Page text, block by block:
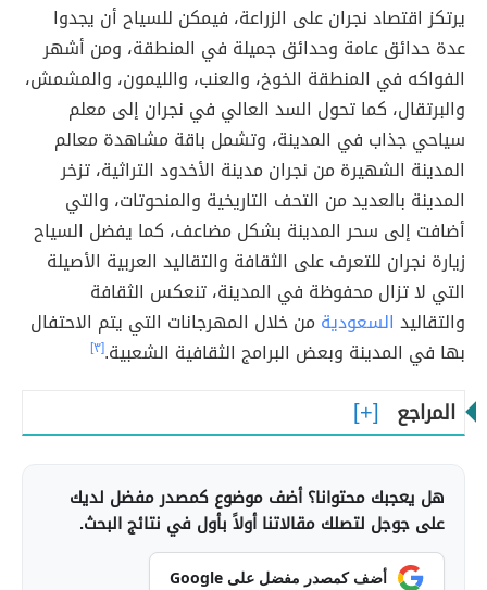
يرتكز اقتصاد نجران على الزراعة، فيمكن للسياح أن يجدوا
عدة حدائق عامة وحدائق جميلة في المنطقة، ومن أشهر
الفواكه في المنطقة الخوخ، والعنب، والليمون، والمشمش،
والبرتقال، كما تحول السد العالي في نجران إلى معلم
سياحي جذاب في المدينة، وتشمل باقة مشاهدة معالم
المدينة الشهيرة من نجران مدينة الأخدود التراثية، تزخر
المدينة بالعديد من التحف التاريخية والمنحوتات، والتي
أضافت إلى سحر المدينة بشكل مضاعف، كما يفضل السياح
زيارة نجران للتعرف على الثقافة والتقاليد العربية الأصيلة
التي لا تزال محفوظة في المدينة، تنعكس الثقافة
والتقاليد السعودية من خلال المهرجانات التي يتم الاحتفال
بها في المدينة وبعض البرامج الثقافية الشعبية.[٣]
المراجع
هل يعجبك محتوانا؟ أضف موضوع كمصدر مفضل لديك
على جوجل لتصلك مقالاتنا أولاً بأول في نتائج البحث.
أضف كمصدر مفضل على Google